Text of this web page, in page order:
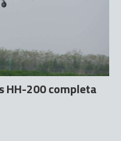
HH-200 completa